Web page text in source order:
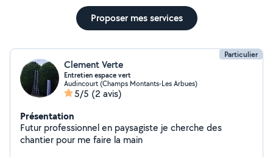
Proposer mes services
Particulier
Clement Verte
Entretien espace vert
Audincourt (Champs Montants-Les Arbues)
5/5 (2 avis)
Présentation
Futur professionnel en paysagiste je cherche des
chantier pour me faire la main